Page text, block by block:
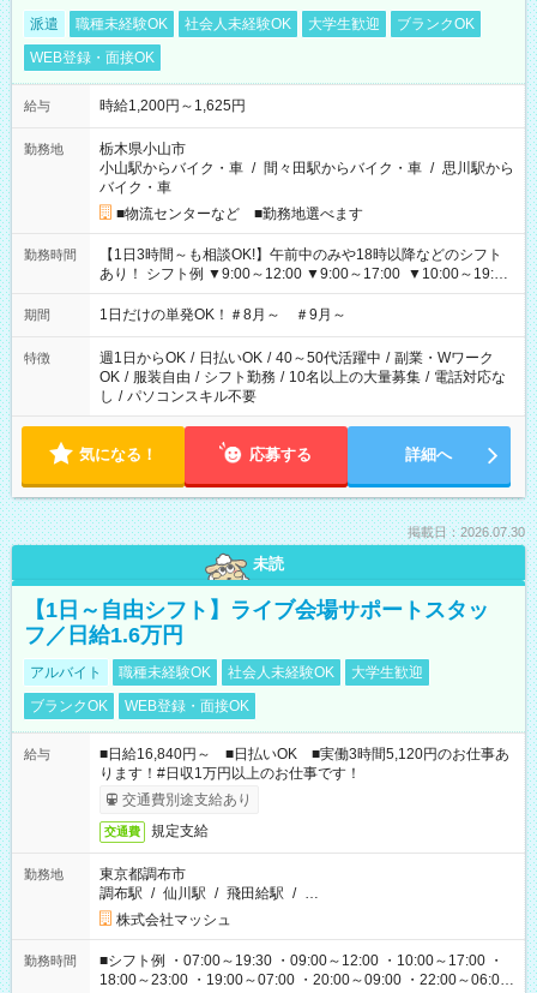
派遣 職種未経験OK 社会人未経験OK 大学生歓迎
ブランクOK
WEB登録・面接OK
給与 時給1,200円～1,625円
勤務地
栃木県小山市
小山駅からバイク・車 / 間々田駅からバイク・車 / 思川駅から
バイク・車
■物流センターなど ■勤務地選べます
勤務時間
【1日3時間～も相談OK!】午前中のみや18時以降などのシフト
あり！ シフト例 ▼9:00～12:00 ▼9:00～17:00 ▼10:00～19:00
▼18:00～21:00
期間 1日だけの単発OK！＃8月～ ＃9月～
特徴 週1日からOK / 日払いOK / 40～50代活躍中 / 副業・Wワーク
OK / 服装自由 / シフト勤務 / 10名以上の大量募集 / 電話対応な
し / パソコンスキル不要
気になる！ 応募する 詳細へ
掲載日：2026.07.30
未読
【1日～自由シフト】ライブ会場サポートスタッ
フ／日給1.6万円
アルバイト 職種未経験OK 社会人未経験OK
大学生歓迎
ブランクOK
WEB登録・面接OK
給与
■日給16,840円～ ■日払いOK ■実働3時間5,120円のお仕事あ
ります！#日収1万円以上のお仕事です！
交通費別途支給あり
交通費 規定支給
勤務地
東京都調布市
調布駅 / 仙川駅 / 飛田給駅 / …
株式会社マッシュ
勤務時間
■シフト例 ・07:00～19:30 ・09:00～12:00 ・10:00～17:00 ・
18:00～23:00 ・19:00～07:00 ・20:00～09:00 ・22:00～06:00